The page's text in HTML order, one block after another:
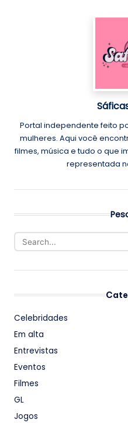
Portal independente feito
mulheres. Aqui você
filmes, música e tudo o que
representada
Celebridades
Em alta
Entrevistas
Eventos
Filmes
GL
Jogos